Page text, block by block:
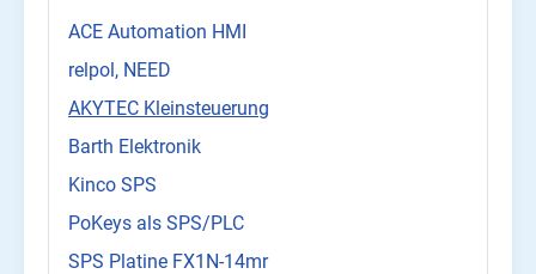
ACE Automation HMI
relpol, NEED
AKYTEC Kleinsteuerung
Barth Elektronik
Kinco SPS
PoKeys als SPS/PLC
SPS Platine FX1N-14mr